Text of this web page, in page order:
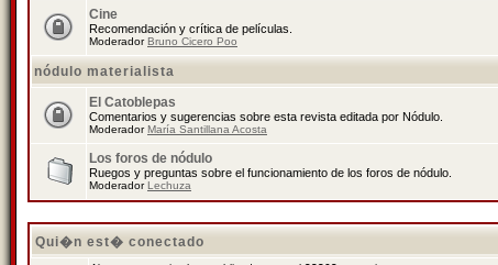
Cine
Recomendación y crítica de películas.
ModeradorBruno Cicero Poo
nódulo materialista
El Catoblepas
Comentarios y sugerencias sobre esta revista editada por Nódulo.
ModeradorMaría Santillana Acosta
Los foros de nódulo
Ruegos y preguntas sobre el funcionamiento de los foros de nódulo.
ModeradorLechuza
Qui�n est� conectado